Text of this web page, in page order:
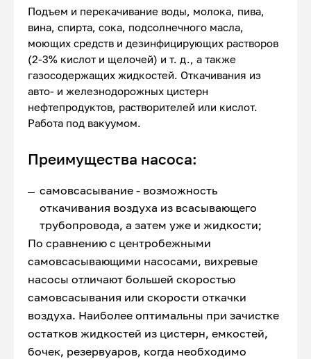
Подъем и перекачивание воды, молока, пива,
вина, спирта, сока, подсолнечного масла,
моющих средств и дезинфицирующих растворов
(2-3% кислот и щелочей) и т. д., а также
газосодержащих жидкостей. Откачивания из
авто- и железнодорожных цистерн
нефтепродуктов, растворителей или кислот.
Работа под вакуумом.
Преимущества насоса:
самовсасывание - возможность
откачивания воздуха из всасывающего
трубопровода, а затем уже и жидкости;
По сравнению с центробежными
самовсасывающими насосами, вихревые
насосы отличают большей скоростью
самовсасывания или скорости откачки
воздуха. Наиболее оптимальны при зачистке
остатков жидкостей из цистерн, емкостей,
бочек, резервуаров, когда необходимо